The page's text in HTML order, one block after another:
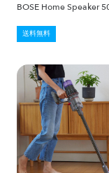
BOSE Home Speaker
送料無料